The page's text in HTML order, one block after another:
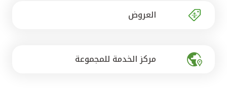
العروض
مركز الخدمة للمجموعة